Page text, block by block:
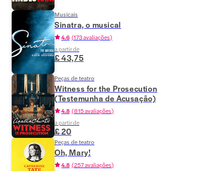
Musicais
Sinatra, o musical
4.6 (173 avaliações)
a partir de
£ 43,75
Peças de teatro
Witness for the Prosecution
(Testemunha de Acusação)
4.8 (815 avaliações)
a partir de
£ 20
Peças de teatro
Oh, Mary!
4.8 (257 avaliações)